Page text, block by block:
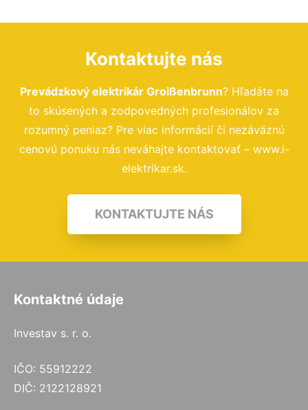
Kontaktujte nás
Prevádzkový elektrikár Groißenbrunn? Hľadáte na
to skúsených a zodpovedných profesionálov za
rozumný peniaz? Pre viac informácií či nezáväznú
cenovú ponuku nás neváhajte kontaktovať – www.i-
elektrikar.sk.
KONTAKTUJTE NÁS
Kontaktné údaje
Investav s. r. o.
IČO: 55912222
DIČ: 2122128921